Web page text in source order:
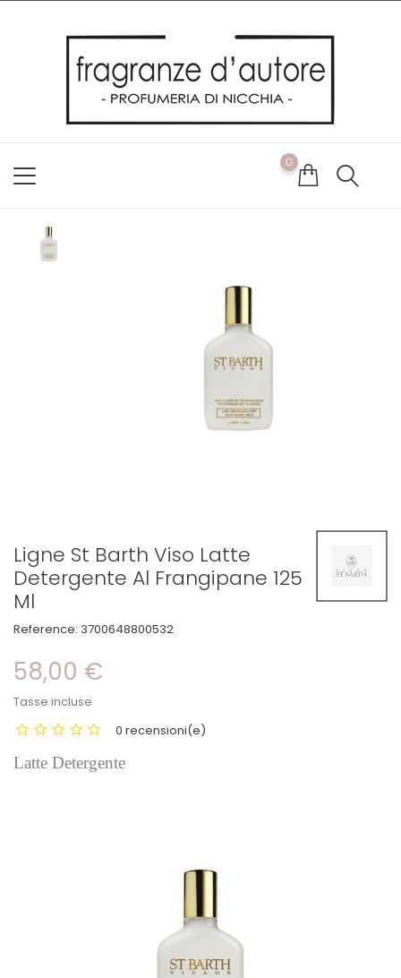
Utilizziamo i cookie per offrirti la migliore esperienza possibile
sul nostro sito web. Cliccando su OK, acconsenti alla nostra
politica sui cookie. Se desideri modificare le tue preferenze sui
cookie, puoi farlo
0
Ligne St Barth Viso Latte
Detergente Al Frangipane 125
Ml
Reference: 3700648800532
58,00 €
Tasse incluse
0 recensioni(e)
Latte Detergente